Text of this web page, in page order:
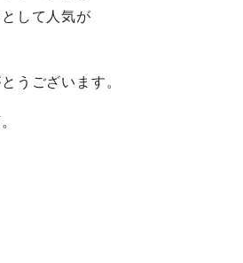
して人気が
うございます。